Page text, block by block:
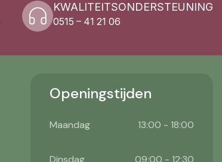
KWALITEITSONDERSTEUNING
0515 – 41 21 06
Openingstijden
Maandag 13:00 - 18:00